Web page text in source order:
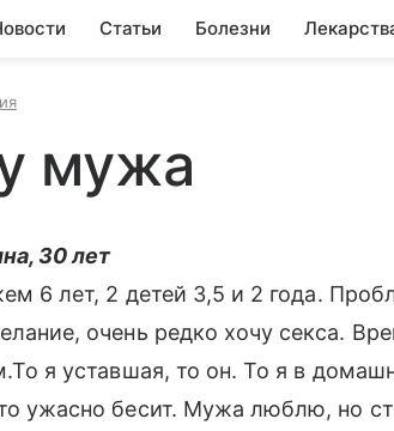
Статьи Болезни
мужа
30 лет
6 лет, 2 детей 3,5 и 2 года.
очень редко хочу секса.
я уставшая, то он. То я в
ужасно бесит. Мужа люблю, но